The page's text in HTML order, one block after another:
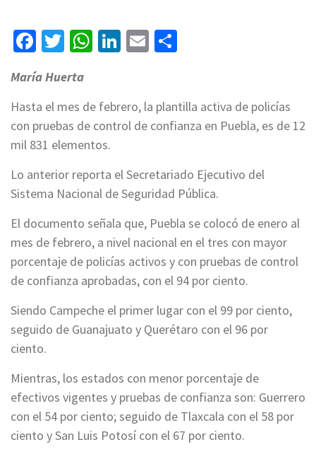
Facebook
Twitter
WhatsApp
LinkedIn
Email
María Huerta
Hasta el mes de febrero, la plantilla activa de policías
con pruebas de control de confianza en Puebla, es de 12
mil 831 elementos.
Lo anterior reporta el Secretariado Ejecutivo del
Sistema Nacional de Seguridad Pública.
El documento señala que, Puebla se colocó de enero al
mes de febrero, a nivel nacional en el tres con mayor
porcentaje de policías activos y con pruebas de control
de confianza aprobadas, con el 94 por ciento.
Siendo Campeche el primer lugar con el 99 por ciento,
seguido de Guanajuato y Querétaro con el 96 por
ciento.
Mientras, los estados con menor porcentaje de
efectivos vigentes y pruebas de confianza son: Guerrero
con el 54 por ciento; seguido de Tlaxcala con el 58 por
ciento y San Luis Potosí con el 67 por ciento.